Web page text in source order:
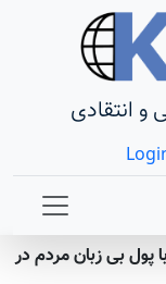
انتقادی
پول بی زبان مردم در